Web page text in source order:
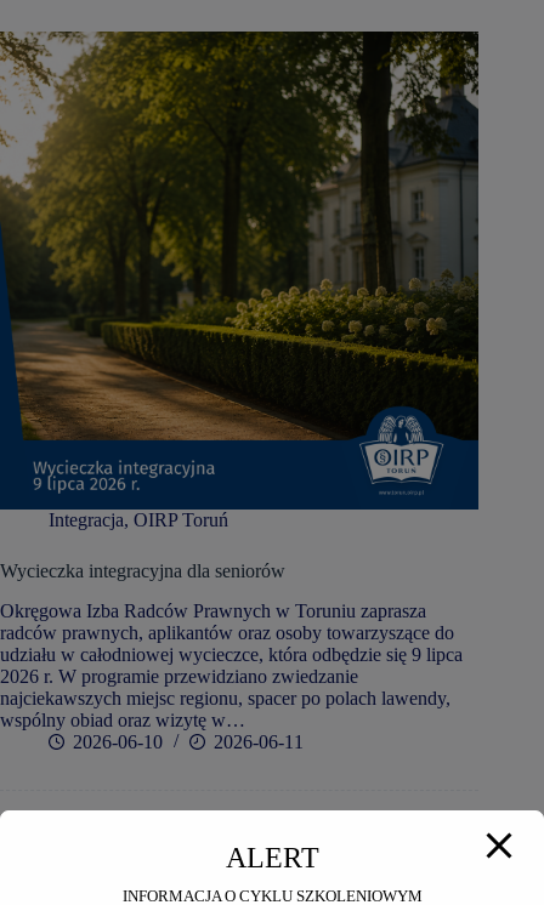
Integracja, OIRP Toruń
Wycieczka integracyjna dla seniorów
Okręgowa Izba Radców Prawnych w Toruniu zaprasza
radców prawnych, aplikantów oraz osoby towarzyszące do
udziału w całodniowej wycieczce, która odbędzie się 9 lipca
2026 r. W programie przewidziano zwiedzanie
najciekawszych miejsc regionu, spacer po polach lawendy,
wspólny obiad oraz wizytę w…
2026-06-10
2026-06-11
ALERT
INFORMACJA O CYKLU SZKOLENIOWYM